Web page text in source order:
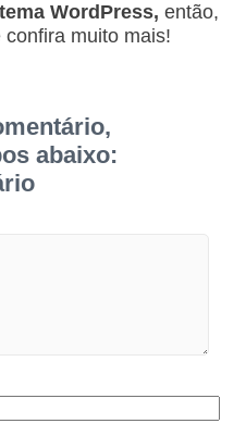
tema WordPress, então,
muito mais!
abaixo: